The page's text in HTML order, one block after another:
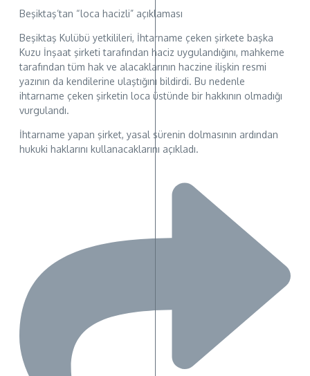
Beşiktaş’tan “loca hacizli” açıklaması
Beşiktaş Kulübü yetkilileri, İhtarname çeken şirkete başka
Kuzu İnşaat şirketi tarafından haciz uygulandığını, mahkeme
tarafından tüm hak ve alacaklarının haczine ilişkin resmi
yazının da kendilerine ulaştığını bildirdi. Bu nedenle
ihtarname çeken şirketin loca üstünde bir hakkının olmadığı
vurgulandı.
İhtarname yapan şirket, yasal sürenin dolmasının ardından
hukuki haklarını kullanacaklarını açıkladı.